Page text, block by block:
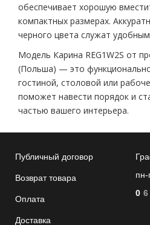
обеспечивает хорошую
компактных размерах.
черного цвета служат
Модель Карина REG1W2S от
(Польша) — это
гостиной, столовой или
поможет навести порядок и
частью вашего интерьера.
Публичный договор
Возврат товара
Оплата
Доставка
0 6